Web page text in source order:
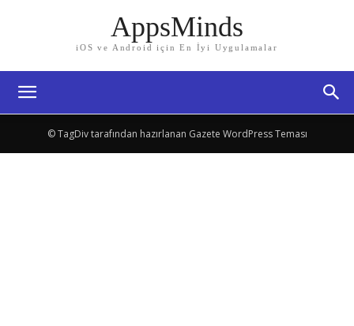
AppsMinds
iOS ve Android için En İyi Uygulamalar
© TagDiv tarafından hazırlanan Gazete WordPress Teması